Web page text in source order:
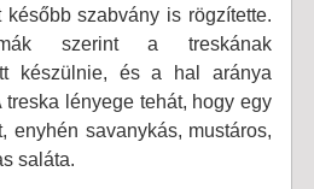
szabvány is rögzítette.
szerint a treskának
készülnie, és a hal aránya
treska lényege tehát, hogy egy
enyhén savanykás, mustáros,
saláta.